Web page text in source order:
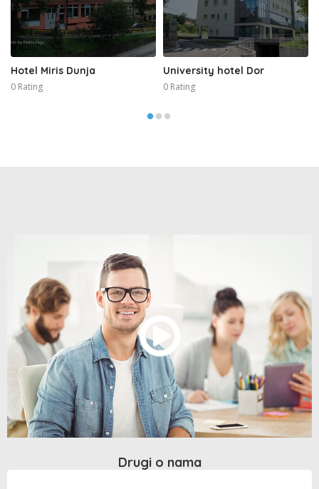
Hotel Miris Dunja
0 Rating
University hotel Dor
0 Rating
Drugi o nama